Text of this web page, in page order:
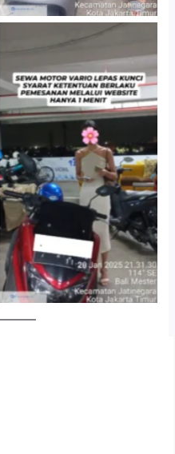
Cityplaza Jatinegara
Gedung Parkir P6A